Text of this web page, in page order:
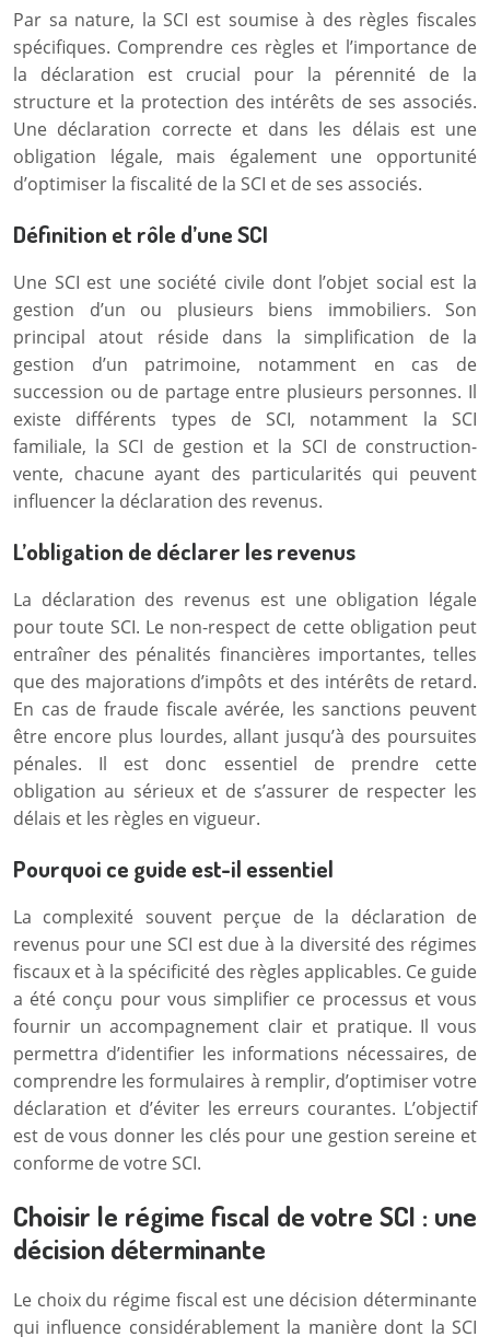
Par sa nature, la SCI est soumise à des règles fiscales
spécifiques. Comprendre ces règles et l’importance de
la déclaration est crucial pour la pérennité de la
structure et la protection des intérêts de ses associés.
Une déclaration correcte et dans les délais est une
obligation légale, mais également une opportunité
d’optimiser la fiscalité de la SCI et de ses associés.
Définition et rôle d’une SCI
Une SCI est une société civile dont l’objet social est la
gestion d’un ou plusieurs biens immobiliers. Son
principal atout réside dans la simplification de la
gestion d’un patrimoine, notamment en cas de
succession ou de partage entre plusieurs personnes. Il
existe différents types de SCI, notamment la SCI
familiale, la SCI de gestion et la SCI de construction-
vente, chacune ayant des particularités qui peuvent
influencer la déclaration des revenus.
L’obligation de déclarer les revenus
La déclaration des revenus est une obligation légale
pour toute SCI. Le non-respect de cette obligation peut
entraîner des pénalités financières importantes, telles
que des majorations d’impôts et des intérêts de retard.
En cas de fraude fiscale avérée, les sanctions peuvent
être encore plus lourdes, allant jusqu’à des poursuites
pénales. Il est donc essentiel de prendre cette
obligation au sérieux et de s’assurer de respecter les
délais et les règles en vigueur.
Pourquoi ce guide est-il essentiel
La complexité souvent perçue de la déclaration de
revenus pour une SCI est due à la diversité des régimes
fiscaux et à la spécificité des règles applicables. Ce guide
a été conçu pour vous simplifier ce processus et vous
fournir un accompagnement clair et pratique. Il vous
permettra d’identifier les informations nécessaires, de
comprendre les formulaires à remplir, d’optimiser votre
déclaration et d’éviter les erreurs courantes. L’objectif
est de vous donner les clés pour une gestion sereine et
conforme de votre SCI.
Choisir le régime fiscal de votre SCI : une
décision déterminante
Le choix du régime fiscal est une décision déterminante
qui influence considérablement la manière dont la SCI